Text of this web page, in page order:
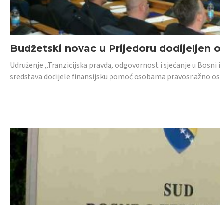
Budžetski novac u Prijedoru dodijeljen
Udruženje „Tranzicijska pravda, odgovornost i sjećanje u
sredstava dodijele finansijsku pomoć osobama pravosnažno